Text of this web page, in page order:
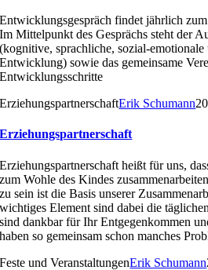
Entwicklungsgespräch findet jährlich
Im Mittelpunkt des Gesprächs steht der
(kognitive, sprachliche, sozial-emotionale
Entwicklung) sowie das gemeinsame
Entwicklungsschritte
ErziehungspartnerschaftErik Schumann
Erziehungspartnerschaft
Erziehungspartnerschaft heißt für uns,
zum Wohle des Kindes
zu sein ist die Basis unserer
wichtiges Element sind dabei die
sind dankbar für Ihr Entgegenkommen
haben so gemeinsam schon manches
Feste und VeranstaltungenErik Schumann